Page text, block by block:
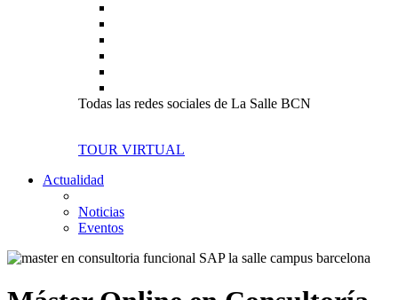
Todas las redes sociales de La Salle BCN
TOUR VIRTUAL
Actualidad
Noticias
Eventos